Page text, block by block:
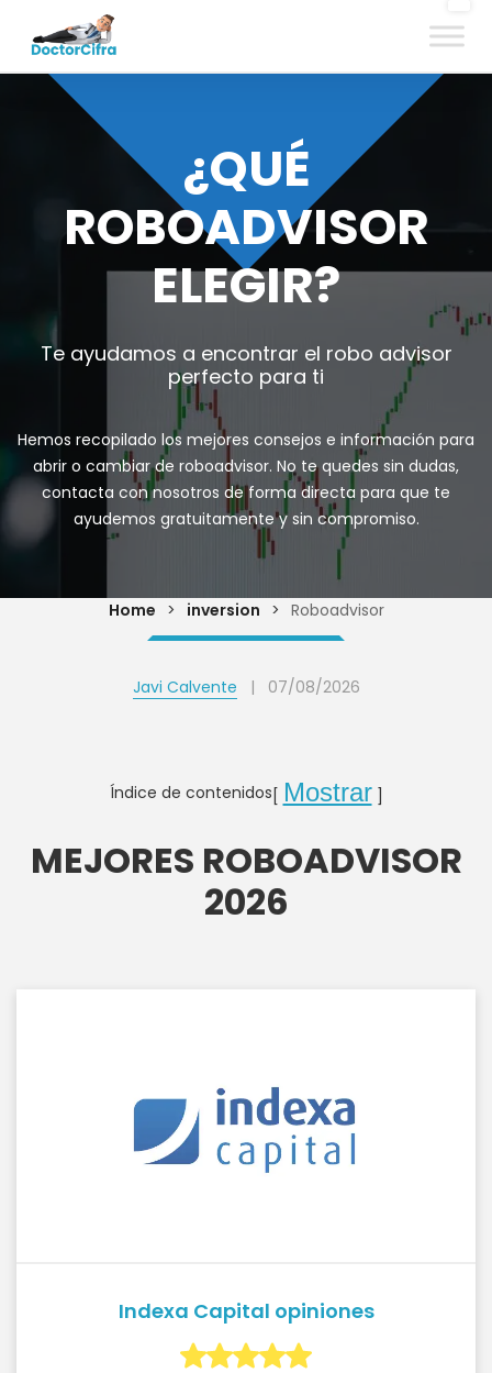
¿QUÉ
ROBOADVISOR
ELEGIR?
Te ayudamos a encontrar el robo advisor
perfecto para ti
Hemos recopilado los mejores consejos e información para
abrir o cambiar de roboadvisor. No te quedes sin dudas,
contacta con nosotros de forma directa para que te
ayudemos gratuitamente y sin compromiso.
Home > inversion > Roboadvisor
Javi Calvente | 07/08/2026
Índice de contenidos Mostrar
MEJORES ROBOADVISOR
2026
Indexa Capital opiniones